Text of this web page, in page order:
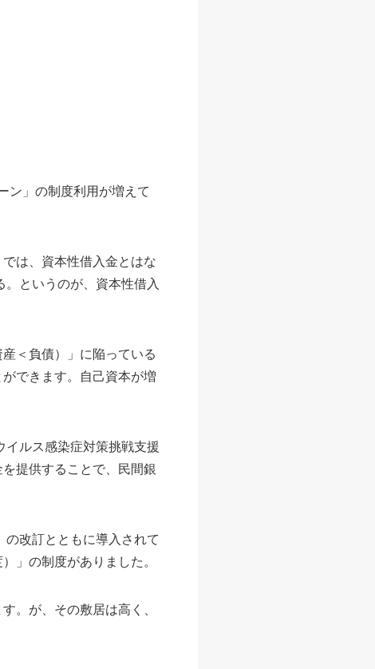
ン」の制度利用が増えて
は、資本性借入金とはな
というのが、資本性借入
＜負債）」に陥っている
できます。自己資本が増
ルス感染症対策挑戦支援
提供することで、民間銀
改訂とともに導入されて
」の制度がありました。
。が、その敷居は高く、